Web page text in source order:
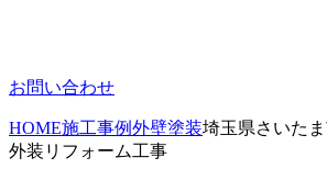
お問い合わせ
HOME施工事例外壁塗装埼玉県さいた
外装リフォーム工事